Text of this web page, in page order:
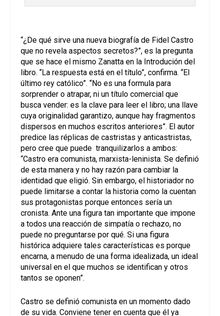
“¿De qué sirve una nueva biografía de Fidel Castro
que no revela aspectos secretos?”, es la pregunta
que se hace el mismo Zanatta en la Introdución del
libro. “La respuesta está en el título”, confirma. “El
último rey católico”. “No es una formula para
sorprender o atrapar, ni un título comercial que
busca vender: es la clave para leer el libro; una llave
cuya originalidad garantizo, aunque hay fragmentos
dispersos en muchos escritos anteriores”. El autor
predice las réplicas de castristas y anticastristas,
pero cree que puede tranquilizarlos a ambos:
“Castro era comunista, marxista-leninista. Se definió
de esta manera y no hay razón para cambiar la
identidad que eligió. Sin embargo, el historiador no
puede limitarse a contar la historia como la cuentan
sus protagonistas porque entonces sería un
cronista. Ante una figura tan importante que impone
a todos una reacción de simpatía o rechazo, no
puede no preguntarse por qué. Si una figura
histórica adquiere tales características es porque
encarna, a menudo de una forma idealizada, un ideal
universal en el que muchos se identifican y otros
tantos se oponen”.
Castro se definió comunista en un momento dado
de su vida. Conviene tener en cuenta que él ya